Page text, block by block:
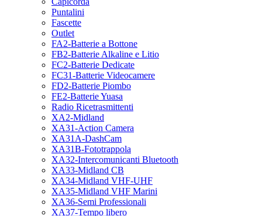
Puntalini
Fascette
Outlet
FA2-Batterie a Bottone
FB2-Batterie Alkaline e Litio
FC2-Batterie Dedicate
FC31-Batterie Videocamere
FD2-Batterie Piombo
FE2-Batterie Yuasa
Radio Ricetrasmittenti
XA2-Midland
XA31-Action Camera
XA31A-DashCam
XA31B-Fototrappola
XA32-Intercomunicanti Bluetooth
XA33-Midland CB
XA34-Midland VHF-UHF
XA35-Midland VHF Marini
XA36-Semi Professionali
XA37-Tempo libero